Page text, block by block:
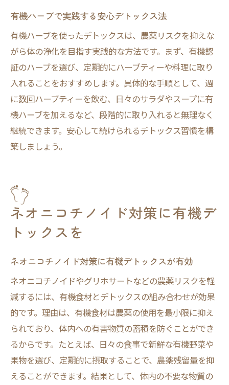
有機ハーブで実践する安心デトックス法
有機ハーブを使ったデトックスは、農薬リスクを抑えな
がら体の浄化を目指す実践的な方法です。まず、有機認
証のハーブを選び、定期的にハーブティーや料理に取り
入れることをおすすめします。具体的な手順として、週
に数回ハーブティーを飲む、日々のサラダやスープに有
機ハーブを加えるなど、段階的に取り入れると無理なく
継続できます。安心して続けられるデトックス習慣を構
築しましょう。
ネオニコチノイド対策に有機デ
トックスを
ネオニコチノイド対策に有機デトックスが有効
ネオニコチノイドやグリホサートなどの農薬リスクを軽
減するには、有機食材とデトックスの組み合わせが効果
的です。理由は、有機食材は農薬の使用を最小限に抑え
られており、体内への有害物質の蓄積を防ぐことができ
るからです。たとえば、日々の食事で新鮮な有機野菜や
果物を選び、定期的に摂取することで、農薬残留量を抑
えることができます。結果として、体内の不要な物質の